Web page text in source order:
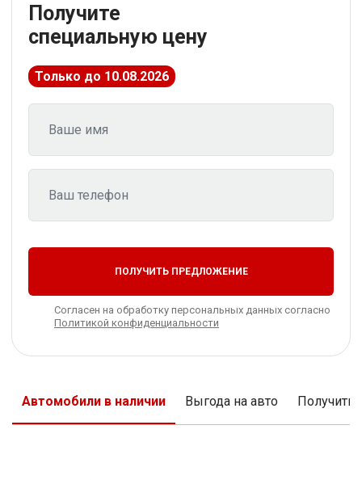
Получите
специальную цену
Только до 10.08.2026
ПОЛУЧИТЬ ПРЕДЛОЖЕНИЕ
Согласен на обработку персональных данных согласно
Политикой конфиденциальности
Автомобили в наличии Выгода на авто Получить